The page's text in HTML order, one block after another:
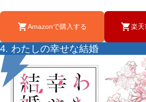
Amazonで購入する 楽天
4. わたしの幸せな結婚